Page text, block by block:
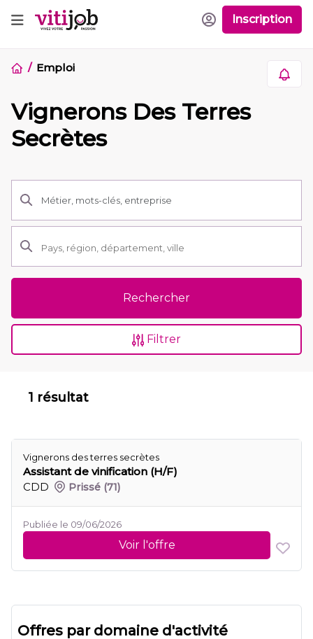
Inscription
Emploi
Vignerons Des Terres
Secrètes
Rechercher
Filtrer
1 résultat
Vignerons des terres secrètes
Assistant de vinification (H/F)
CDD
Prissé (71)
Publiée le 09/06/2026
Voir l'offre
Offres par domaine d'activité